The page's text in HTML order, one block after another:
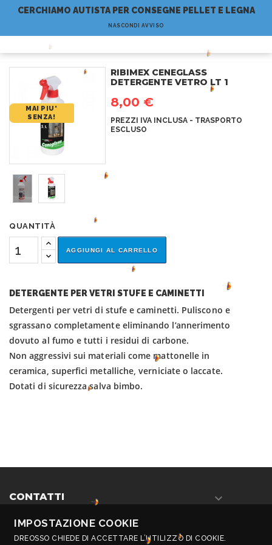
MAI PIU'
SENZA!
RIBIMEX CENEGLASS
DETERGENTE VETRO LT 1
8,00 €
PREZZI IVA INCLUSA - TRASPORTO
ESCLUSO
QUANTITÀ
AGGIUNGI AL CARRELLO
DETERGENTE PER VETRI STUFE E CAMINETTI
Detergenti per vetri di stufe e caminetti. Puliscono e
sgrassano completamente eliminando l’annerimento
dovuto al fumo e tutti i residui di carbone.
Non aggressivi sui materiali come mattonelle in
ceramica, superfici metalliche, verniciate o laccate.
Dotati di sicurezza salva bimbo.
CONTATTI 
INFORMAZIONI
IMPOSTAZIONE COOKIE
DREOSSO CHIEDE DI ACCETTARE L’UTILIZZO DI COOKIE.
CERCHIAMO AUTISTA PER CONSEGNE PELLET E LEGNA
NASCONDI AVVISO